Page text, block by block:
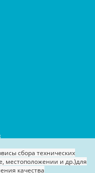
сбора технических
местоположении и др.)для
качества